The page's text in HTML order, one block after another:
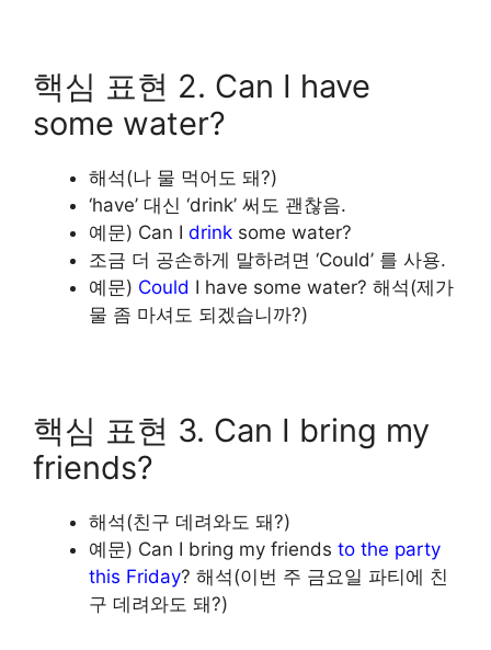
핵심 표현 2. Can I have
some water?
해석(나 물 먹어도 돼?)
‘have’ 대신 ‘drink’ 써도 괜찮음.
예문) Can I drink some water?
조금 더 공손하게 말하려면 ‘Could’ 를 사용.
예문) Could I have some water? 해석(제가
물 좀 마셔도 되겠습니까?)
핵심 표현 3. Can I bring my
friends?
해석(친구 데려와도 돼?)
예문) Can I bring my friends to the party
this Friday? 해석(이번 주 금요일 파티에 친
구 데려와도 돼?)